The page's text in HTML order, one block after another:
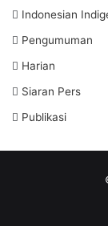
Indonesian
Pengumuman
Harian
Siaran Pers
Publikasi